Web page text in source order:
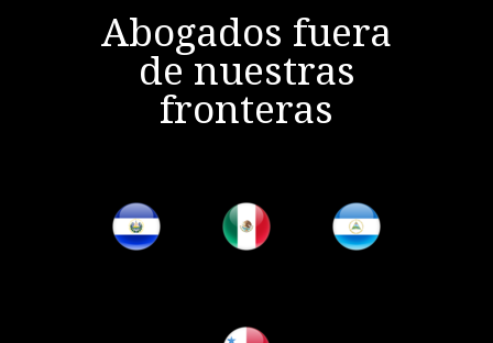
Abogados fuera
de nuestras
fronteras